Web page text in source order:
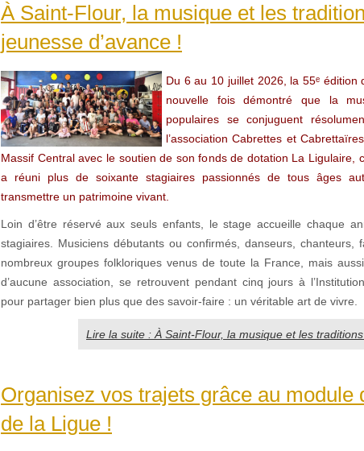
À Saint-Flour, la musique et les
jeunesse d’avance !
Du 6 au 10 juillet 2026, la 55ᵉ
nouvelle fois démontré que la
populaires se conjuguent
l’association Cabrettes et
Massif Central avec le soutien de son fonds de dotation La Ligulaire,
a réuni plus de soixante stagiaires passionnés de tous âges
transmettre un patrimoine vivant.
Loin d’être réservé aux seuls enfants, le stage accueille chaque
stagiaires. Musiciens débutants ou confirmés, danseurs, chanteurs,
nombreux groupes folkloriques venus de toute la France, mais
d’aucune association, se retrouvent pendant cinq jours à
pour partager bien plus que des savoir-faire : un véritable art de vivre.
Lire la suite : À Saint-Flour, la musique et les
Organisez vos trajets grâce au module
de la Ligue !